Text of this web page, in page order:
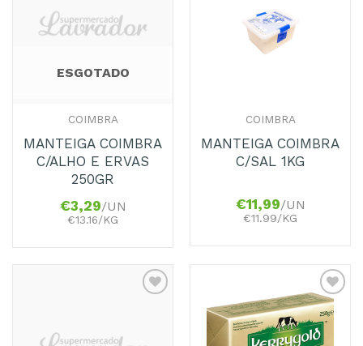
Favoritos
ESGOTADO
COIMBRA
MANTEIGA COIMBRA
C/ALHO E ERVAS
250GR
€3,29/UN
€13.16/KG
COIMBRA
MANTEIGA COIMBRA
C/SAL 1KG
€11,99/UN
€11.99/KG
Favoritos
Adicionar
aos
Favoritos